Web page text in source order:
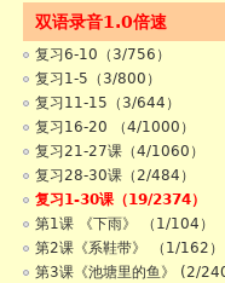
双语录音1.0倍速
复习6-10（3/756）
复习1-5（3/800）
复习11-15（3/644）
复习16-20 （4/1000）
复习21-27课（4/1060）
复习28-30课（2/484）
复习1-30课（19/2374）
第1课 《下雨》 （1/104）
第2课《系鞋带》 （1/162）
第3课《池塘里的鱼》 (2/